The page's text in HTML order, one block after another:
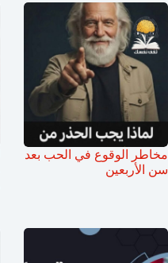
مخاطر الوقوع في الحب بعد
سن الأربعين